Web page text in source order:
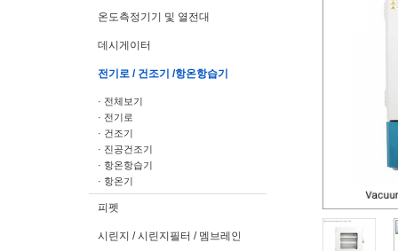
온도측정기기 및 열전대
데시게이터
전기로 / 건조기 /항온항습기
· 전체보기
· 전기로
· 건조기
· 진공건조기
· 항온항습기
· 항온기
피펫
시린지 / 시린지필터 / 멤브레인필터